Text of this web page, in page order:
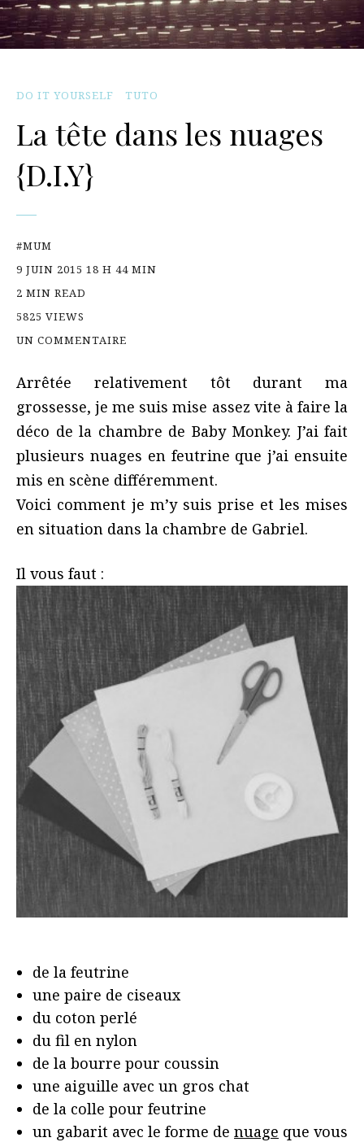
DO IT YOURSELF TUTO
La tête dans les nuages
{D.I.Y}
#MUM
9 JUIN 2015 18 H 44 MIN
2 MIN READ
5825 VIEWS
UN COMMENTAIRE
Arrêtée relativement tôt durant ma
grossesse, je me suis mise assez vite à faire la
déco de la chambre de Baby Monkey. J’ai fait
plusieurs nuages en feutrine que j’ai ensuite
mis en scène différemment.
Voici comment je m’y suis prise et les mises
en situation dans la chambre de Gabriel.
Il vous faut :
de la feutrine
une paire de ciseaux
du coton perlé
du fil en nylon
de la bourre pour coussin
une aiguille avec un gros chat
de la colle pour feutrine
un gabarit avec le forme de nuage que vous